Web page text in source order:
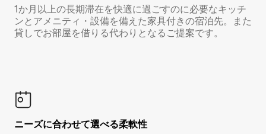
1か月以上の長期滞在を快適に過ごすのに必要なキッチ
ンとアメニティ・設備を備えた家具付きの宿泊先。また
貸しでお部屋を借りる代わりとなるご提案です。
ニーズに合わせて選べる柔軟性